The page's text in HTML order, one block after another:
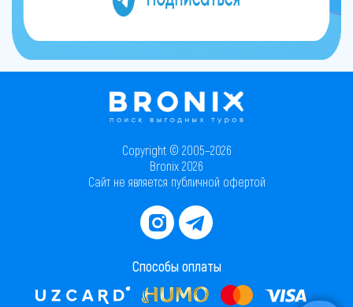
Copyright © 2005–2026
Bronix 2026
Сайт не является публичной офертой
Способы оплаты